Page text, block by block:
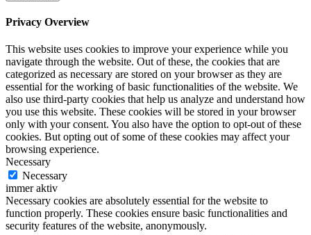
Privacy Overview
This website uses cookies to improve your experience while you
navigate through the website. Out of these, the cookies that are
categorized as necessary are stored on your browser as they are
essential for the working of basic functionalities of the website. We
also use third-party cookies that help us analyze and understand how
you use this website. These cookies will be stored in your browser
only with your consent. You also have the option to opt-out of these
cookies. But opting out of some of these cookies may affect your
browsing experience.
Necessary
Necessary
immer aktiv
Necessary cookies are absolutely essential for the website to
function properly. These cookies ensure basic functionalities and
security features of the website, anonymously.